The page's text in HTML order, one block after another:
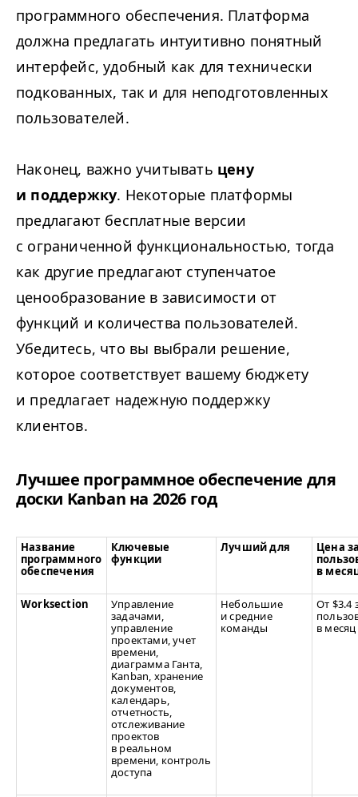
программного обеспечения. Платформа
должна предлагать интуитивно понятный
интерфейс, удобный как для технически
подкованных, так и для неподготовленных
пользователей.
Наконец, важно учитывать цену
и поддержку. Некоторые платформы
предлагают бесплатные версии
с ограниченной функциональностью, тогда
как другие предлагают ступенчатое
ценообразование в зависимости от
функций и количества пользователей.
Убедитесь, что вы выбрали решение,
которое соответствует вашему бюджету
и предлагает надежную поддержку
клиентов.
Лучшее программное обеспечение для
доски Kanban на 2026 год
Название
программного
обеспечения
Ключевые
функции
Лучший для
Цена
в
Worksection
Управление
задачами,
управление
проектами, учет
времени,
диаграмма Ганта,
Kanban, хранение
документов,
календарь,
отчетность,
отслеживание
проектов
в реальном
времени, контроль
доступа
Небольшие
и средние
команды
От $3.4
в месяц